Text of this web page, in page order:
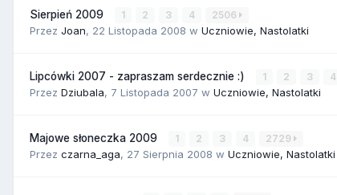
Sierpień 2009 1 2 3 4 2506
Przez Joan, 22 Listopada 2008 w Uczniowie, Nastolatki
Lipcówki 2007 - zapraszam serdecznie :) 1 2 3 4
Przez Dziubala, 7 Listopada 2007 w Uczniowie, Nastolatki
Majowe słoneczka 2009 1 2 3 4 2729
Przez czarna_aga, 27 Sierpnia 2008 w Uczniowie, Nastolatki